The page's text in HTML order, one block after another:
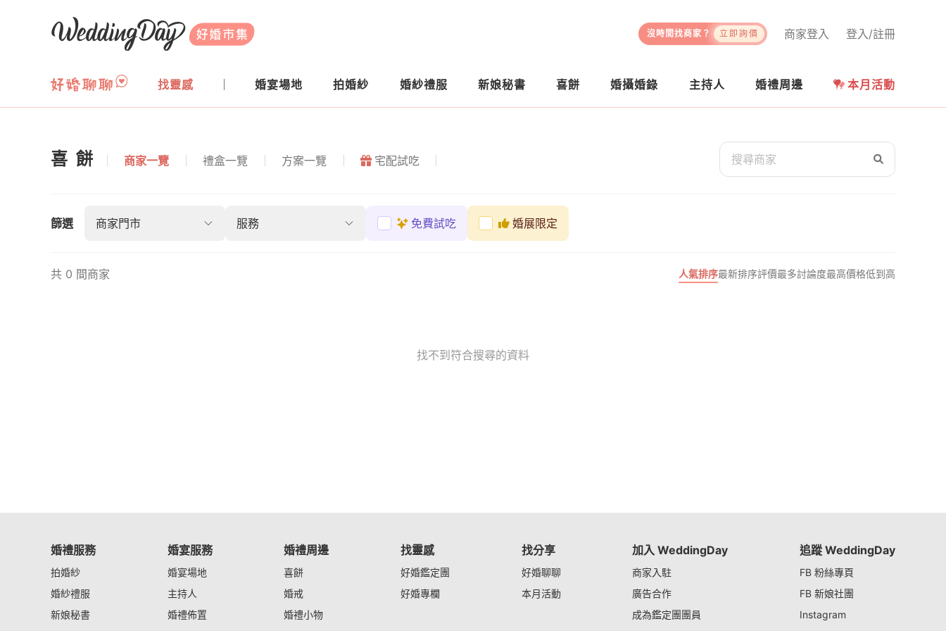
WeddingDay 好婚市集
登入/註冊
商家登入
沒時間找商家？ 立即詢價
找靈感 婚宴場地 拍婚紗 婚紗禮服 新娘秘書 喜餅 婚攝婚錄 主持人 婚禮周邊 本月活動
喜餅 喜餅導覽
商家一覽 禮盒一覽 方案一覽 宅配試吃
篩選 商家門市 服務 免費試吃 婚展限定
共 0 間商家 人氣排序最新排序評價最多討論度最高價格低到高
找不到符合搜尋的資料
婚禮服務
拍婚紗
婚紗禮服
新娘秘書
婚宴服務
婚宴場地
主持人
婚禮佈置
婚禮周邊
喜餅
婚戒
婚禮小物
找靈感
好婚鑑定團
好婚專欄
找分享
好婚聊聊
本月活動
加入 WeddingDay
商家入駐
廣告合作
成為鑑定團團員
追蹤 WeddingDay
FB 粉絲專頁
FB 新娘社團
Instagram